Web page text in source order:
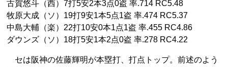
古賀悠斗（西）7打5安2本3点0盗 率.714 RC5.48
牧原大成（ソ）19打9安1本5点1盗 率.474 RC5.37
中島大輔（楽）22打10安0本1点1盗 率.455 RC4.86
ダウンズ（ソ）18打5安1本2点0盗 率.278 RC4.22
セは阪神の佐藤輝明が本塁打、打点トップ。前述のよう